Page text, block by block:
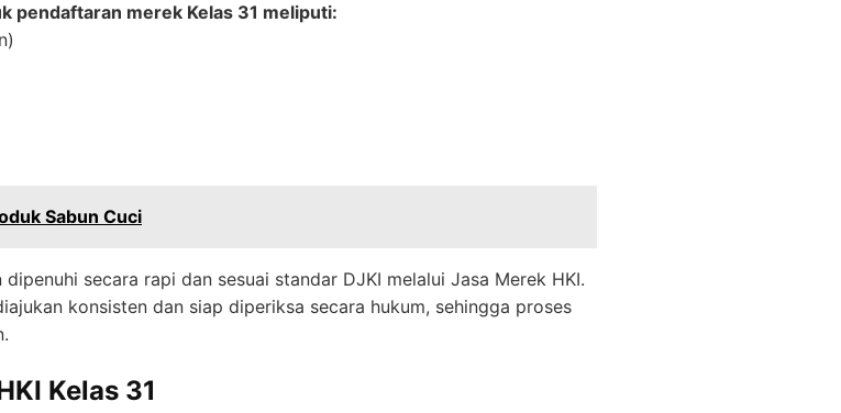
pendaftaran merek Kelas 31 meliputi:
Sabun Cuci
secara rapi dan sesuai standar DJKI melalui Jasa Merek HKI.
konsisten dan siap diperiksa secara hukum, sehingga proses
Kelas 31